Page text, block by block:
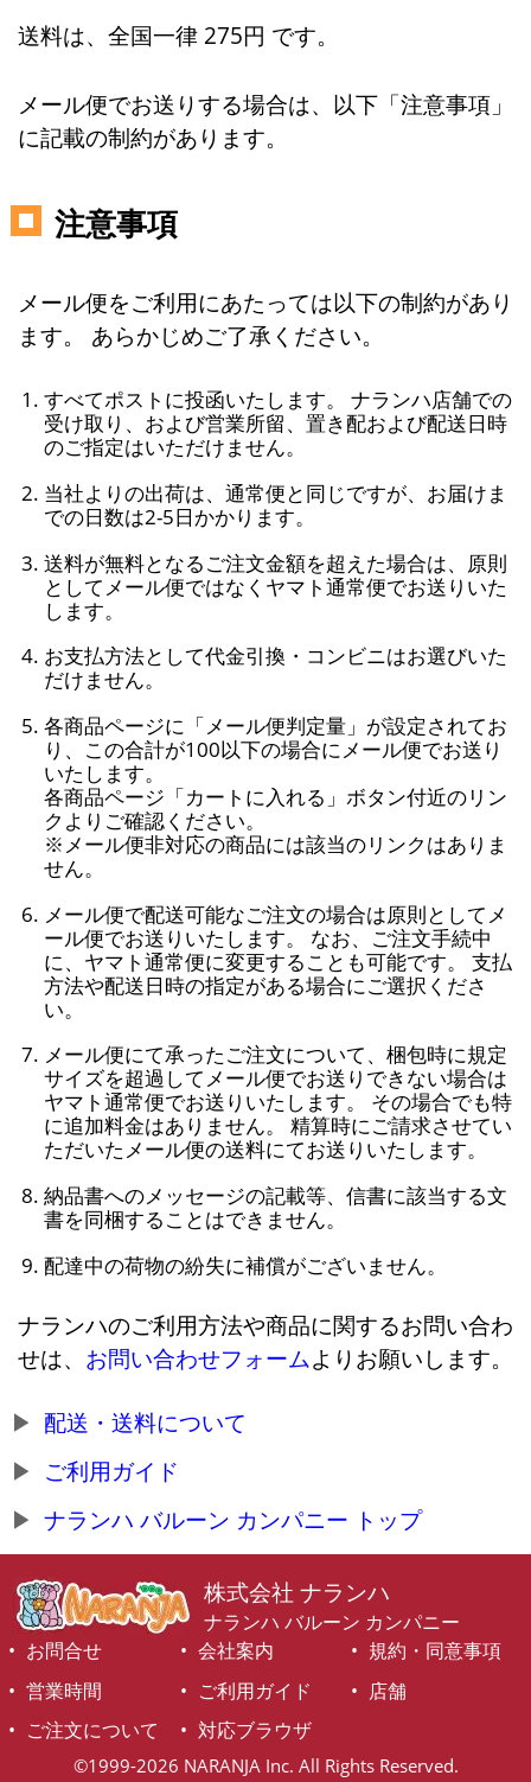
送料は、全国一律 275円 です。
メール便でお送りする場合は、以下「注意事項」
に記載の制約があります。
注意事項
メール便をご利用にあたっては以下の制約があり
ます。 あらかじめご了承ください。
すべてポストに投函いたします。 ナランハ店舗での
受け取り、および営業所留、置き配および配送日時
のご指定はいただけません。
当社よりの出荷は、通常便と同じですが、お届けま
での日数は2-5日かかります。
送料が無料となるご注文金額を超えた場合は、原則
としてメール便ではなくヤマト通常便でお送りいた
します。
お支払方法として代金引換・コンビニはお選びいた
だけません。
各商品ページに「メール便判定量」が設定されてお
り、この合計が100以下の場合にメール便でお送り
いたします。
各商品ページ「カートに入れる」ボタン付近のリン
クよりご確認ください。
※メール便非対応の商品には該当のリンクはありま
せん。
メール便で配送可能なご注文の場合は原則としてメ
ール便でお送りいたします。 なお、ご注文手続中
に、ヤマト通常便に変更することも可能です。 支払
方法や配送日時の指定がある場合にご選択くださ
い。
メール便にて承ったご注文について、梱包時に規定
サイズを超過してメール便でお送りできない場合は
ヤマト通常便でお送りいたします。 その場合でも特
に追加料金はありません。 精算時にご請求させてい
ただいたメール便の送料にてお送りいたします。
納品書へのメッセージの記載等、信書に該当する文
書を同梱することはできません。
配達中の荷物の紛失に補償がございません。
ナランハのご利用方法や商品に関するお問い合わ
せは、 お問い合わせフォームよりお願いします。
配送・送料について
ご利用ガイド
ナランハ バルーン カンパニー トップ
株式会社 ナランハ
ナランハ バルーン カンパニー
お問合せ
会社案内
規約・同意事項
営業時間
ご利用ガイド
店舗
ご注文について
対応ブラウザ
©1999-2026 NARANJA Inc. All Rights Reserved.